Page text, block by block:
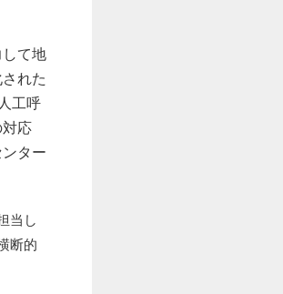
て地
れた
工呼
応
ター
当し
断的